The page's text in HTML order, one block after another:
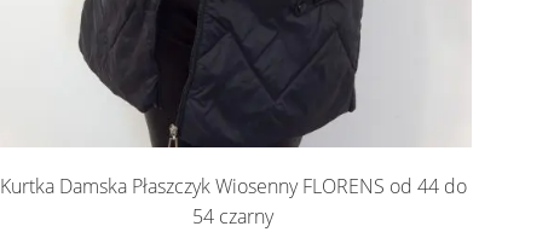
Kurtka Damska Płaszczyk Wiosenny FLORENS od 44 do
54 czarny